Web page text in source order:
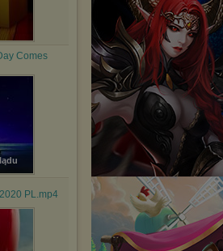
Comes
PL.mp4